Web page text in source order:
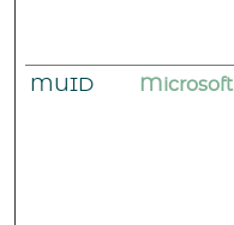
MUID Microsoft